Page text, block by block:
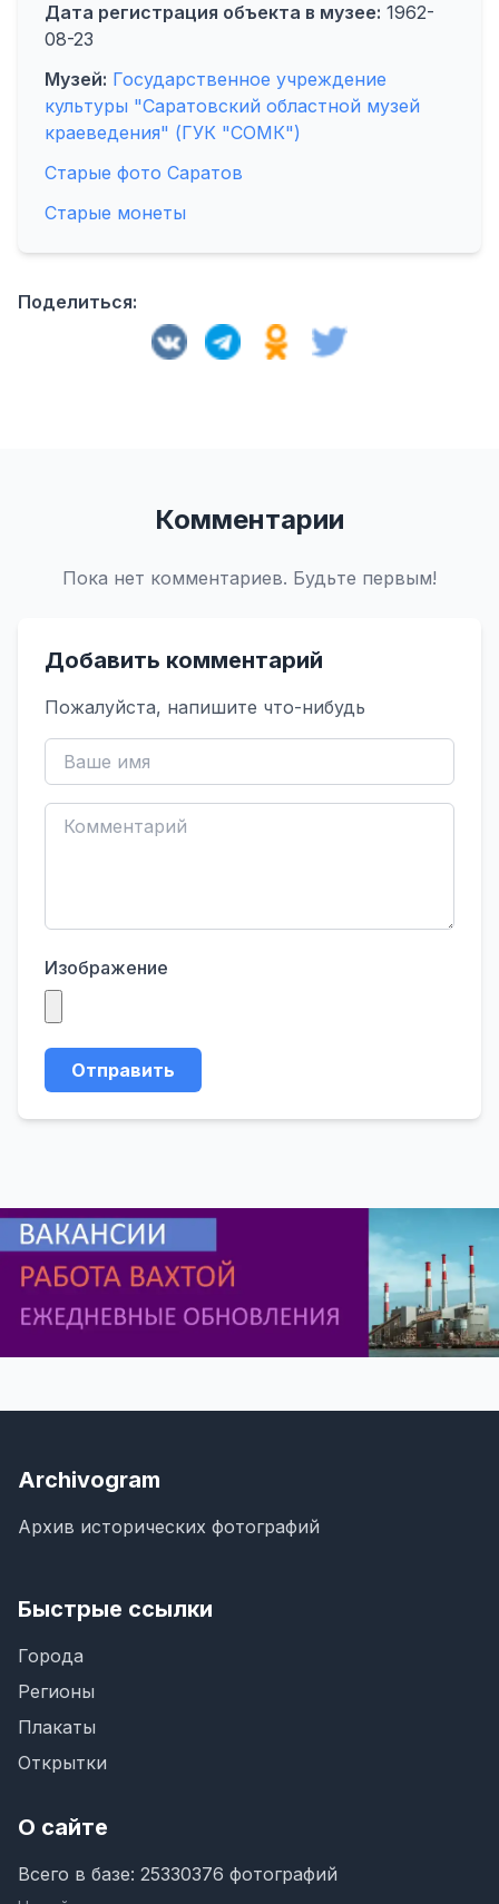
Дата регистрация объекта в музее: 1962-
08-23
Музей: Государственное учреждение
культуры "Саратовский областной музей
краеведения" (ГУК "СОМК")
Старые фото Саратов
Старые монеты
Поделиться:
Комментарии
Пока нет комментариев. Будьте первым!
Добавить комментарий
Пожалуйста, напишите что-нибудь
Изображение
Отправить
Archivogram
Архив исторических фотографий
Быстрые ссылки
Города
Регионы
Плакаты
Открытки
О сайте
Всего в базе: 25330376 фотографий